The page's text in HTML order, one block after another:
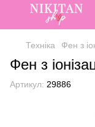
Техніка Фен з
Фен з
Артикул: 29886